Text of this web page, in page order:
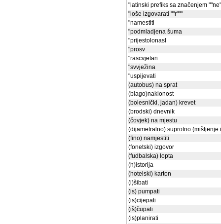
"latinski prefiks sa značenjem
"loše izgovarati ""r"""
"namestiti
"podmladjena šuma
"prijestolonasl
"prosv
"rascvjetan
"svvježina
"uspijevati
(autobus) na sprat
(blago)naklonost
(bolesnički, jadan) krevet
(brodski) dnevnik
(čovjek) na mjestu
(dijametralno) suprotno (mišljenje
(fino) namjestiti
(fonetski) izgovor
(fudbalska) lopta
(h)istorija
(hotelski) karton
(i)šibati
(is) pumpati
(is)cijepati
(iš)čupati
(is)planirati